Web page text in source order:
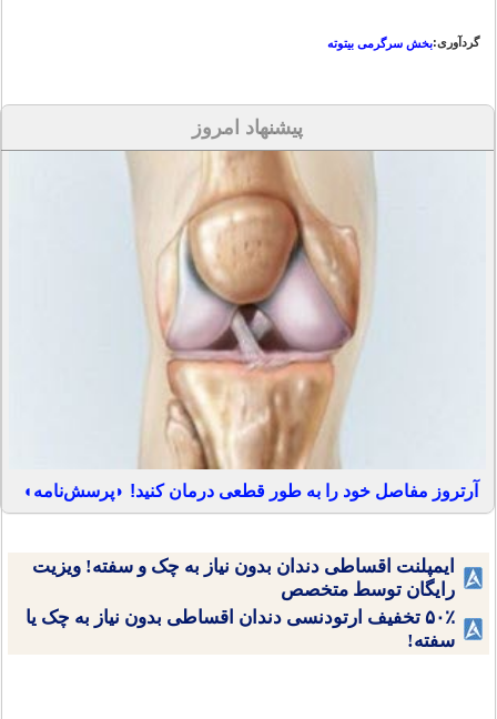
گردآوری:بخش سرگرمی بیتوته
پیشنهاد امروز
آرتروز مفاصل خود را به طور قطعی درمان کنید! ◗پرسش‌نامه◖
ایمپلنت اقساطی دندان بدون نیاز به چک و سفته! ویزیت
رایگان توسط متخصص
۵۰٪ تخفیف ارتودنسی دندان اقساطی بدون نیاز به چک یا
سفته!